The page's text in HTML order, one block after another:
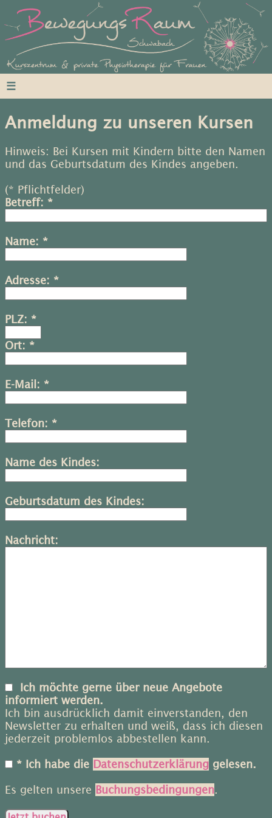
☰
Anmeldung zu unseren Kursen
Hinweis: Bei Kursen mit Kindern bitte den Namen
und das Geburtsdatum des Kindes angeben.
(* Pflichtfelder)
Betreff: *
Name: *
Adresse: *
PLZ: *
Ort: *
E-Mail: *
Telefon: *
Name des Kindes:
Geburtsdatum des Kindes:
Nachricht:
Ich möchte gerne über neue Angebote
informiert werden.
Ich bin ausdrücklich damit einverstanden, den
Newsletter zu erhalten und weiß, dass ich diesen
jederzeit problemlos abbestellen kann.
* Ich habe die Datenschutzerklärung gelesen.
Es gelten unsere Buchungsbedingungen.